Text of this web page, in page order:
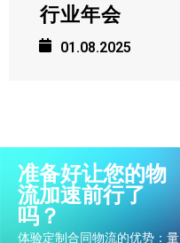
行业年会
01.08.2025
准备好让您的物
流加速前行了
吗？
体验定制合同物流的优势：量